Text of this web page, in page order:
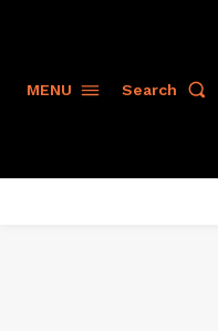
MENU Search